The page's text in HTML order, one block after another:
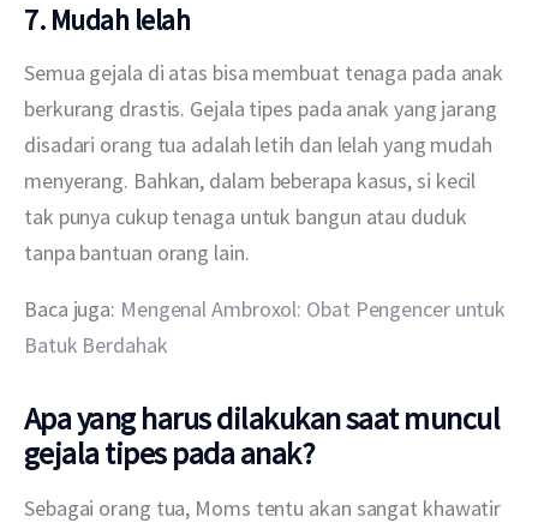
7. Mudah lelah
Semua gejala di atas bisa membuat tenaga pada anak
berkurang drastis. Gejala tipes pada anak yang jarang
disadari orang tua adalah letih dan lelah yang mudah
menyerang. Bahkan, dalam beberapa kasus, si kecil
tak punya cukup tenaga untuk bangun atau duduk
tanpa bantuan orang lain.
Baca juga: Mengenal Ambroxol: Obat Pengencer untuk
Batuk Berdahak
Apa yang harus dilakukan saat muncul
gejala tipes pada anak?
Sebagai orang tua, Moms tentu akan sangat khawatir